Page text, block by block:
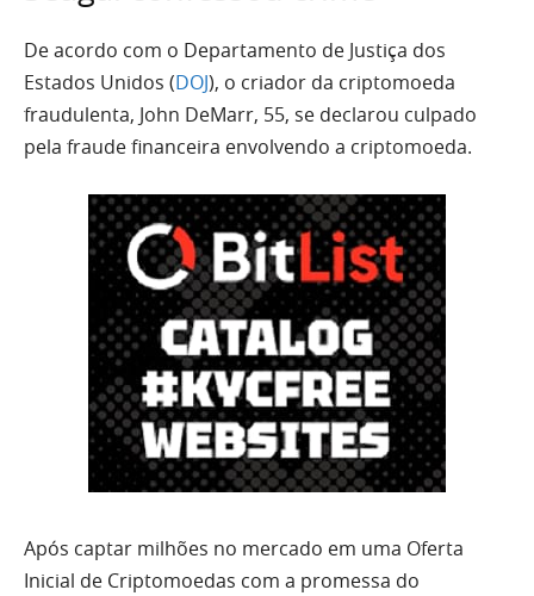
De acordo com o Departamento de Justiça dos
Estados Unidos (DOJ), o criador da criptomoeda
fraudulenta, John DeMarr, 55, se declarou culpado
pela fraude financeira envolvendo a criptomoeda.
Após captar milhões no mercado em uma Oferta
Inicial de Criptomoedas com a promessa do